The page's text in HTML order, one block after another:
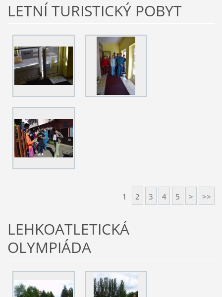
LETNÍ TURISTICKÝ POBYT
1 2 3 4 5 > >>
LEHKOATLETICKÁ
OLYMPIÁDA